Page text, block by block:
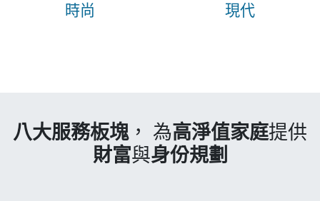
時尚 現代
八大服務板塊， 為高淨值家庭提供
財富與身份規劃